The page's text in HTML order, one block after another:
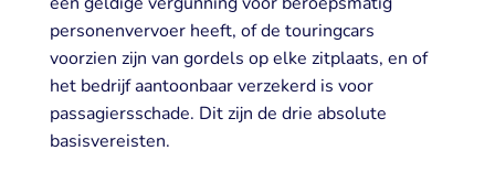
personenvervoer heeft, of de touringcars
voorzien zijn van gordels op elke zitplaats, en of
het bedrijf aantoonbaar verzekerd is voor
passagiersschade. Dit zijn de drie absolute
basisvereisten.